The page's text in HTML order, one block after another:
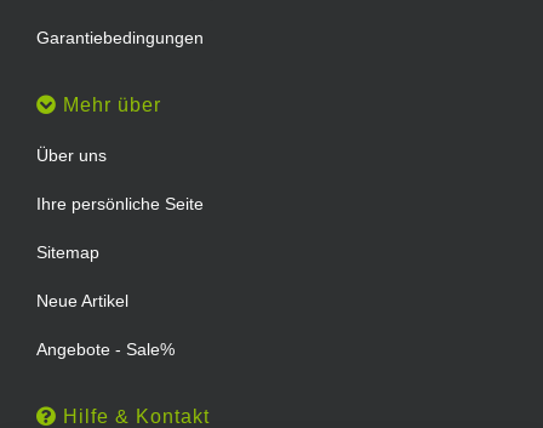
Garantiebedingungen
Mehr über
Über uns
Ihre persönliche Seite
Sitemap
Neue Artikel
Angebote - Sale%
Hilfe & Kontakt